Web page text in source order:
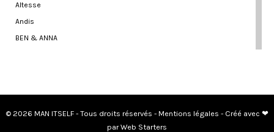
Altesse
Andis
BEN & ANNA
© 2026 MAN ITSELF - Tous droits réservés - Mentions légales - Créé avec ❤
par Web Starters